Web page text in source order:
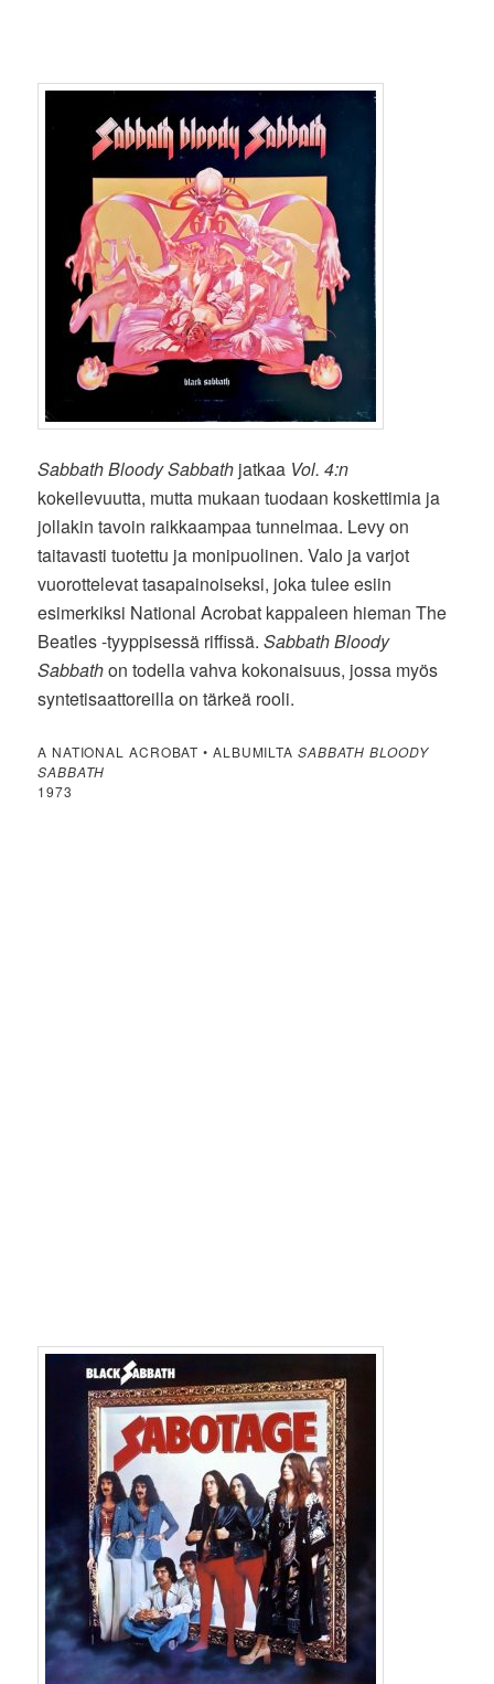
Sabbath Bloody Sabbath jatkaa Vol. 4:n
kokeilevuutta, mutta mukaan tuodaan koskettimia ja
jollakin tavoin raikkaampaa tunnelmaa. Levy on
taitavasti tuotettu ja monipuolinen. Valo ja varjot
vuorottelevat tasapainoiseksi, joka tulee esiin
esimerkiksi National Acrobat kappaleen hieman The
Beatles -tyyppisessä riffissä.Sabbath Bloody
Sabbathon todella vahva kokonaisuus, jossa myös
syntetisaattoreilla on tärkeä rooli.
A NATIONAL ACROBAT • ALBUMILTA SABBATH BLOODY
SABBATH
1973